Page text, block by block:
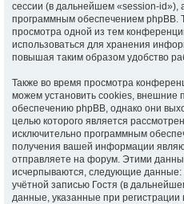
сессии (в дальнейшем «session-id»),
программным обеспечением phpBB.
просмотра одной из тем
использоваться для хранения
повышая таким образом удобство
Также во время просмотра
можем установить cookies, внешние
обеспечению phpBB, однако они
целью которого является
исключительно программным
получения вашей информации
отправляете на форум. Этими
исчерпываются, следующие
учётной записью Гостя (в
данные, указанные при